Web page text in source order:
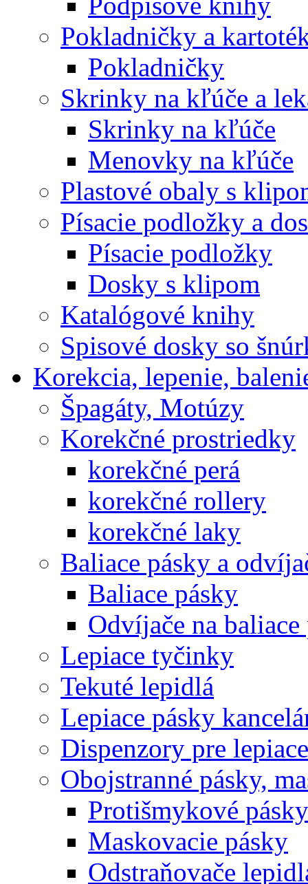
Pokladničky a
Pokladničky
Skrinky na kľúče a
Skrinky na kľúče
Menovky na kľúče
Plastové obaly s
Písacie podložky a
Písacie podložky
Dosky s klipom
Katalógové knihy
Spisové dosky so
Korekcia, lepenie,
Špagáty, Motúzy
Korekčné prostriedky
korekčné perá
korekčné rollery
korekčné laky
Baliace pásky a
Baliace pásky
Odvíjače na baliace
Lepiace tyčinky
Tekuté lepidlá
Lepiace pásky
Dispenzory pre
Obojstranné pásky,
Protišmykové pásky
Maskovacie pásky
Odstraňovače